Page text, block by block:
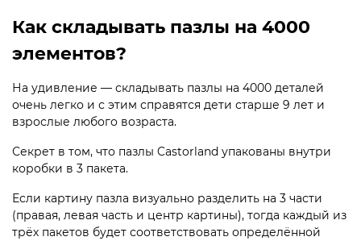
Как складывать пазлы на 4000
элементов?
На удивление — складывать пазлы на 4000 деталей
очень легко и с этим справятся дети старше 9 лет и
взрослые любого возраста.
Секрет в том, что пазлы Castorland упакованы внутри
коробки в 3 пакета.
Если картину пазла визуально разделить на 3 части
(правая, левая часть и центр картины), тогда каждый из
трёх пакетов будет соответствовать определённой